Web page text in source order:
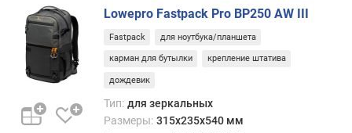
Lowepro Fastpack Pro BP250 AW III
Fastpack для ноутбука/планшета
карман для бутылки крепление штатива
дождевик
Тип: для зеркальных
Размеры: 315x235x540 мм